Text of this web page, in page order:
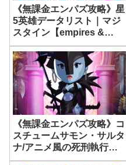
《無課金エンパズ攻略》星
5英雄データリスト｜マジ
スタイン【empires &
puzzles】
《無課金エンパズ攻略》コ
スチュームサモン・サルタ
ナ/アニメ風の死刑執行人
でました！【empires &